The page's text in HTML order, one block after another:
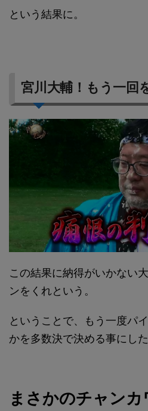
という結果に。
宮川大輔！もう一回
この結果に納得がいかない
ンをくれという。
ということで、もう一度パ
かを多数決で決める事にし
まさかのチャンカ